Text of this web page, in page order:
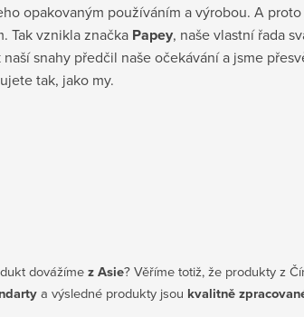
opakovaným používáním a výrobou. A
Tak vznikla značka Papey, naše vlastní řada
snahy předčil naše očekávání a jsme
tak, jako my.
dovážímez Asie? Věříme totiž, že produkty z
a výsledné produkty jsou kvalitně